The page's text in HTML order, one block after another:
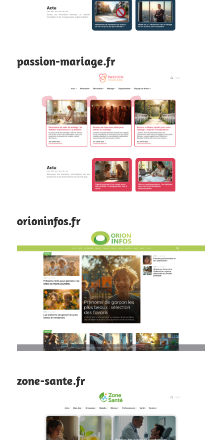
passion-mariage.fr
orioninfos.fr
zone-sante.fr